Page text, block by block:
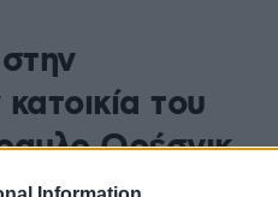
του
Ορέσνικ